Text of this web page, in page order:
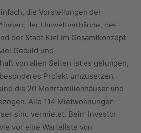
die Vorstellungen der
der Umweltverbände, des
der Stadt Kiel im Gesamtkonzept
Geduld und
von allen Seiten ist es gelungen,
Projekt umzusetzen.
die 20 Mehrfamilienhäuser und
Alle 114 Mietwohnungen
sind vermietet. Beim Investor
vor eine Warteliste von